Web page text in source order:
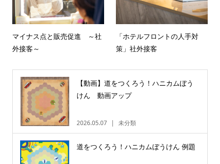
マイナス点と販売促進 ～社
外接客～
「ホテルフロントの人手対
策」社外接客
【動画】道をつくろう！ハニカムぼう
けん 動画アップ
2026.05.07 未分類
道をつくろう！ハニカムぼうけん 例題